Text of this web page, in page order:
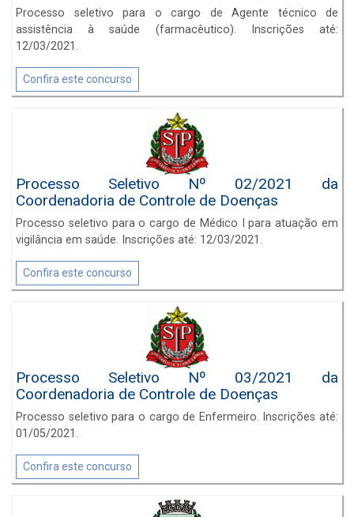
Processo seletivo para o cargo de Agente técnico de
assistência à saúde (farmacêutico). Inscrições até:
12/03/2021.
Confira este concurso
Processo Seletivo Nº 02/2021 da
Coordenadoria de Controle de Doenças
Processo seletivo para o cargo de Médico I para atuação em
vigilância em saúde. Inscrições até: 12/03/2021.
Confira este concurso
Processo Seletivo Nº 03/2021 da
Coordenadoria de Controle de Doenças
Processo seletivo para o cargo de Enfermeiro. Inscrições até:
01/05/2021.
Confira este concurso